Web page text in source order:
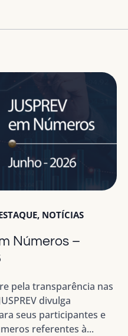
Números –
, NOTÍCIAS
pela transparência nas
divulga
seus participantes e
referentes à...